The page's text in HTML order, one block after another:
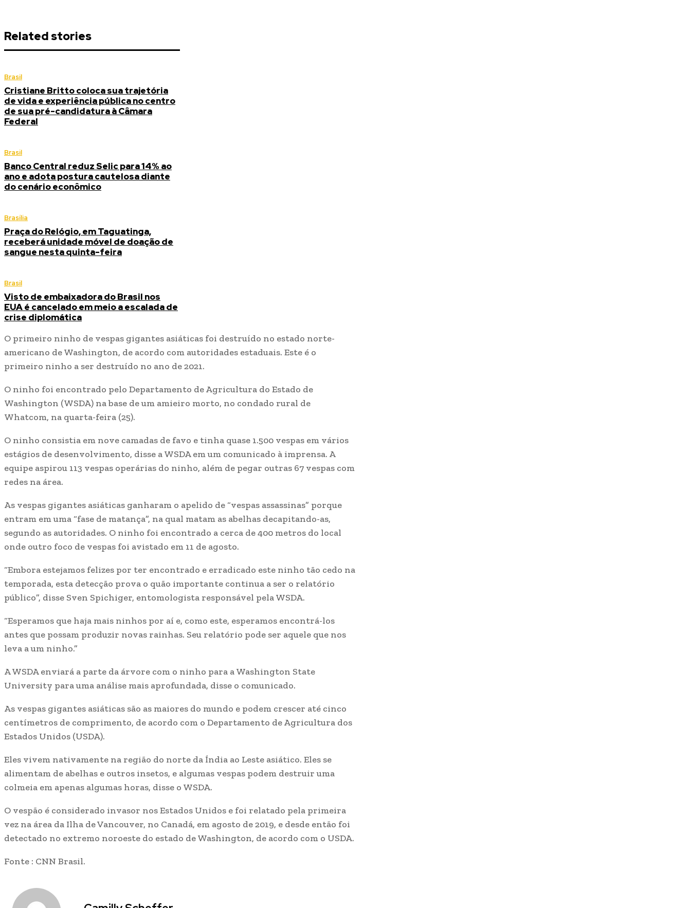
Related stories
Brasil
Cristiane Britto coloca sua trajetória
de vida e experiência pública no centro
de sua pré-candidatura à Câmara
Federal
Brasil
Banco Central reduz Selic para 14% ao
ano e adota postura cautelosa diante
do cenário econômico
Brasília
Praça do Relógio, em Taguatinga,
receberá unidade móvel de doação de
sangue nesta quinta-feira
Brasil
Visto de embaixadora do Brasil nos
EUA é cancelado em meio a escalada de
crise diplomática
O primeiro ninho de vespas gigantes asiáticas foi destruído no estado norte-
americano de Washington, de acordo com autoridades estaduais. Este é o
primeiro ninho a ser destruído no ano de 2021.
O ninho foi encontrado pelo Departamento de Agricultura do Estado de
Washington (WSDA) na base de um amieiro morto, no condado rural de
Whatcom, na quarta-feira (25).
O ninho consistia em nove camadas de favo e tinha quase 1.500 vespas em vários
estágios de desenvolvimento, disse a WSDA em um comunicado à imprensa. A
equipe aspirou 113 vespas operárias do ninho, além de pegar outras 67 vespas com
redes na área.
As vespas gigantes asiáticas ganharam o apelido de “vespas assassinas” porque
entram em uma “fase de matança”, na qual matam as abelhas decapitando-as,
segundo as autoridades. O ninho foi encontrado a cerca de 400 metros do local
onde outro foco de vespas foi avistado em 11 de agosto.
“Embora estejamos felizes por ter encontrado e erradicado este ninho tão cedo na
temporada, esta detecção prova o quão importante continua a ser o relatório
público”, disse Sven Spichiger, entomologista responsável pela WSDA.
“Esperamos que haja mais ninhos por aí e, como este, esperamos encontrá-los
antes que possam produzir novas rainhas. Seu relatório pode ser aquele que nos
leva a um ninho.”
A WSDA enviará a parte da árvore com o ninho para a Washington State
University para uma análise mais aprofundada, disse o comunicado.
As vespas gigantes asiáticas são as maiores do mundo e podem crescer até cinco
centímetros de comprimento, de acordo com o Departamento de Agricultura dos
Estados Unidos (USDA).
Eles vivem nativamente na região do norte da Índia ao Leste asiático. Eles se
alimentam de abelhas e outros insetos, e algumas vespas podem destruir uma
colmeia em apenas algumas horas, disse o WSDA.
O vespão é considerado invasor nos Estados Unidos e foi relatado pela primeira
vez na área da Ilha de Vancouver, no Canadá, em agosto de 2019, e desde então foi
detectado no extremo noroeste do estado de Washington, de acordo com o USDA.
Fonte : CNN Brasil.